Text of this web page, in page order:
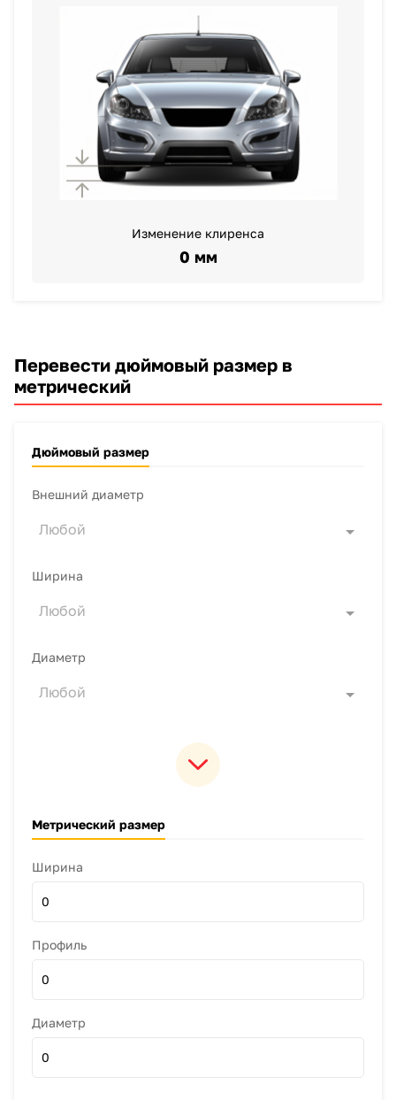
Изменение клиренса
0 мм
Перевести дюймовый размер в
метрический
Дюймовый размер
Внешний диаметр
Любой
Ширина
Любой
Диаметр
Любой
Метрический размер
Ширина
0
Профиль
0
Диаметр
0